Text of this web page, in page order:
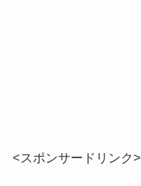
<スポンサードリンク>